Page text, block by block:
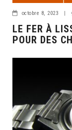
octobre 8, 2023 |
LE FER À
POUR DES